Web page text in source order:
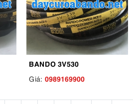
BANDO 3V530
Giá: 0989169900